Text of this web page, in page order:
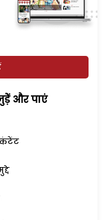
और पाएं
कंटेंट